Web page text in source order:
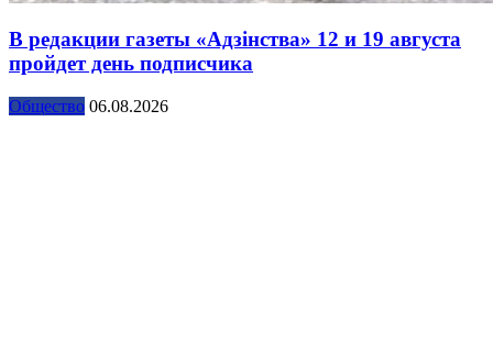
В редакции газеты «Адзінства» 12 и 19 августа
пройдет день подписчика
Общество 06.08.2026